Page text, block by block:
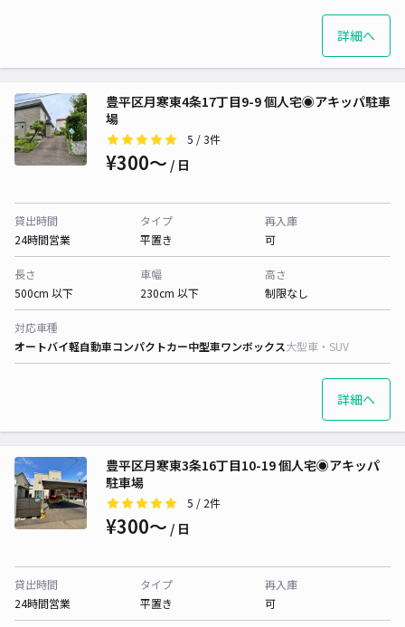
詳細へ
豊平区月寒東4条17丁目9-9 個人宅◉アキッパ駐車
場
5 / 3件
¥300〜 / 日
貸出時間
24時間営業
タイプ
平置き
再入庫
可
長さ
500cm 以下
車幅
230cm 以下
高さ
制限なし
対応車種
オートバイ軽自動車コンパクトカー中型車ワンボックス大型車・SUV
詳細へ
豊平区月寒東3条16丁目10-19 個人宅◉アキッパ
駐車場
5 / 2件
¥300〜 / 日
貸出時間
24時間営業
タイプ
平置き
再入庫
可